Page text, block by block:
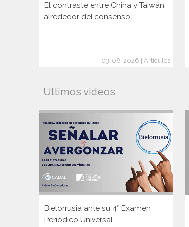
El contraste entre China y Taiwán
alrededor del consenso
03-08-2026 | Artículos
Ultimos videos
Bielorrusia ante su 4° Examen
Periódico Universal